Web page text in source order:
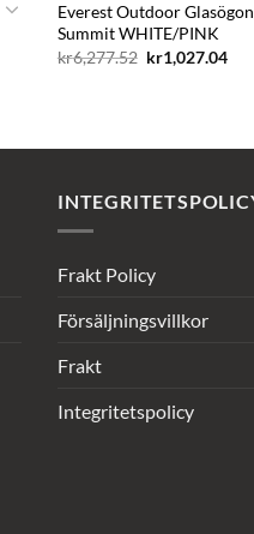
Everest Outdoor
Summit WHITE/PINK
kr6,277.52 Det
ursprungliga
kr1,027.04Det
Frakt Policy
Försäljningsvillkor
Frakt
Integritetspolicy